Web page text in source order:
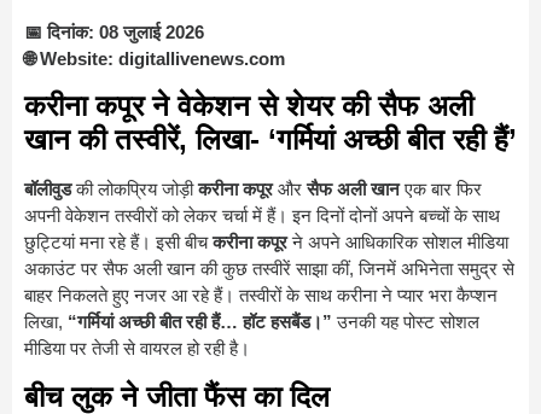
📅 दिनांक: 08 जुलाई 2026
🌐 Website: digitallivenews.com
करीना कपूर ने वेकेशन से शेयर की सैफ अली
खान की तस्वीरें, लिखा- ‘गर्मियां अच्छी बीत रही हैं’
बॉलीवुडकी लोकप्रिय जोड़ीकरीना कपूरऔरसैफ अली खानएक बार फिर
अपनी वेकेशन तस्वीरों को लेकर चर्चा में हैं। इन दिनों दोनों अपने बच्चों के साथ
छुट्टियां मना रहे हैं। इसी बीचकरीना कपूरने अपने आधिकारिक सोशल मीडिया
अकाउंट पर सैफ अली खान की कुछ तस्वीरें साझा कीं, जिनमें अभिनेता समुद्र से
बाहर निकलते हुए नजर आ रहे हैं। तस्वीरों के साथ करीना ने प्यार भरा कैप्शन
लिखा, “गर्मियां अच्छी बीत रही हैं… हॉट हसबैंड।” उनकी यह पोस्ट सोशल
मीडिया पर तेजी से वायरल हो रही है।
बीच लुक ने जीता फैंस का दिल